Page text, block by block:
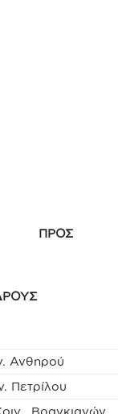
Ανθηρού
Πετρίλου
Βραγκιανών